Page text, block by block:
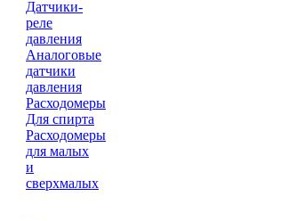
Датчики-
реле
давления
Аналоговые
датчики
давления
Расходомеры
Для спирта
Расходомеры
для малых
и
сверхмалых